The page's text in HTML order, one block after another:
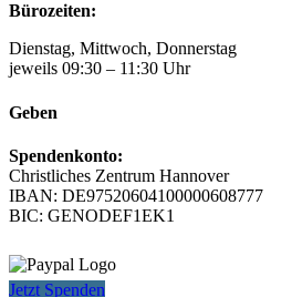
Bürozeiten:
Dienstag, Mittwoch, Donnerstag
jeweils 09:30 – 11:30 Uhr
Geben
Spendenkonto:
Christliches Zentrum Hannover
IBAN: DE97520604100000608777
BIC: GENODEF1EK1
Jetzt Spenden